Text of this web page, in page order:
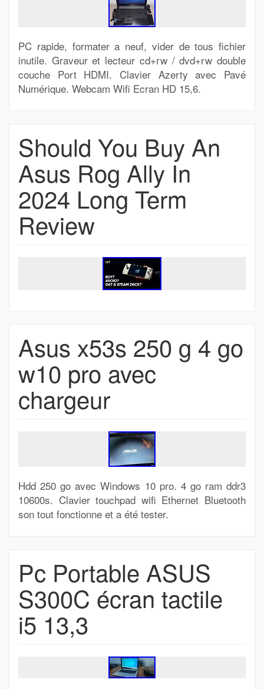
PC rapide, formater a neuf, vider de tous fichier
inutile. Graveur et lecteur cd+rw / dvd+rw double
couche Port HDMI. Clavier Azerty avec Pavé
Numérique. Webcam Wifi Ecran HD 15,6.
Should You Buy An
Asus Rog Ally In
2024 Long Term
Review
Asus x53s 250 g 4 go
w10 pro avec
chargeur
Hdd 250 go avec Windows 10 pro. 4 go ram ddr3
10600s. Clavier touchpad wifi Ethernet Bluetooth
son tout fonctionne et a été tester.
Pc Portable ASUS
S300C écran tactile
i5 13,3